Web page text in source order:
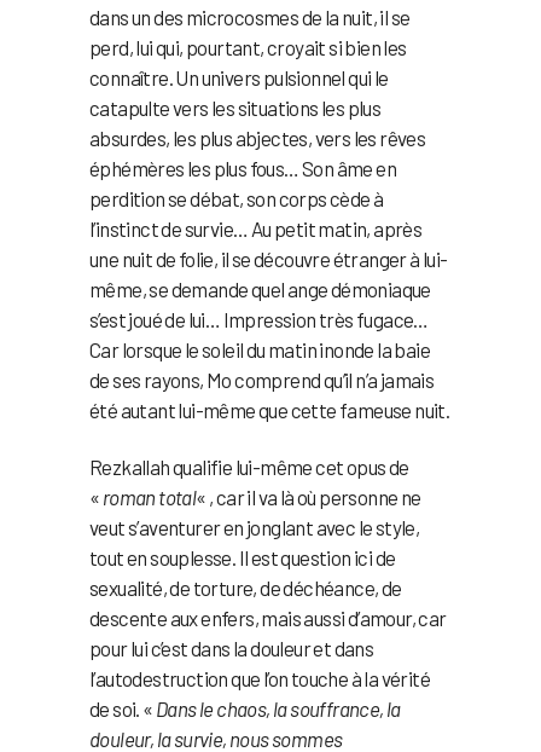
dans un des microcosmes de la nuit, il se
perd, lui qui, pourtant, croyait si bien les
connaître. Un univers pulsionnel qui le
catapulte vers les situations les plus
absurdes, les plus abjectes, vers les rêves
éphémères les plus fous… Son âme en
perdition se débat, son corps cède à
l’instinct de survie… Au petit matin, après
une nuit de folie, il se découvre étranger à lui-
même, se demande quel ange démoniaque
s’est joué de lui… Impression très fugace…
Car lorsque le soleil du matin inonde la baie
de ses rayons, Mo comprend qu’il n’a jamais
été autant lui-même que cette fameuse nuit.
Rezkallah qualifie lui-même cet opus de
« roman total« , car il va là où personne ne
veut s’aventurer en jonglant avec le style,
tout en souplesse. Il est question ici de
sexualité, de torture, de déchéance, de
descente aux enfers, mais aussi d’amour, car
pour lui c’est dans la douleur et dans
l’autodestruction que l’on touche à la vérité
de soi. « Dans le chaos, la souffrance, la
douleur, la survie, nous sommes